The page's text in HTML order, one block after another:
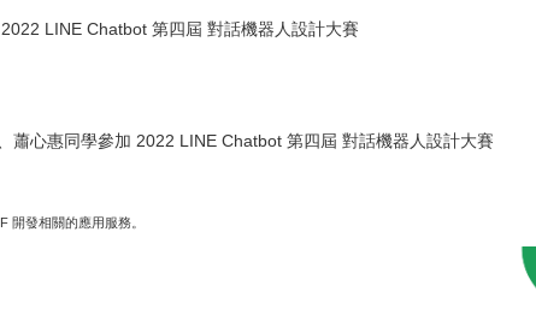
LINE Chatbot 第四屆 對話機器人設計大賽
蕭心惠同學參加 2022 LINE Chatbot 第四屆 對話機器人設計大賽
開發相關的應用服務。